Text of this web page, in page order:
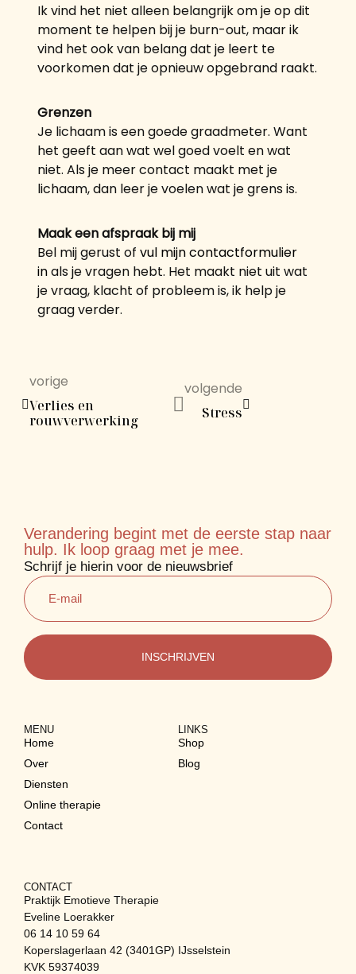
Ik vind het niet alleen belangrijk om je op dit
moment te helpen bij je burn-out, maar ik
vind het ook van belang dat je leert te
voorkomen dat je opnieuw opgebrand raakt.
Grenzen
Je lichaam is een goede graadmeter. Want
het geeft aan wat wel goed voelt en wat
niet. Als je meer contact maakt met je
lichaam, dan leer je voelen wat je grens is.
Maak een afspraak bij mij
Bel mij gerust ofvul mijn contactformulier
inals je vragen hebt. Het maakt niet uit wat
je vraag, klacht of probleem is, ik help je
graag verder.
vorige
Verlies en
rouwverwerking
volgende
Stress
Verandering begint met de eerste stap naar
hulp. Ik loop graag met je mee.
Schrijf je hierin voor de nieuwsbrief
E-mail
MENU
Home
Over
Diensten
Online therapie
Contact
LINKS
Shop
Blog
CONTACT
Praktijk Emotieve Therapie
Eveline Loerakker
06 14 10 59 64
Koperslagerlaan 42 (3401GP) IJsselstein
KVK 59374039